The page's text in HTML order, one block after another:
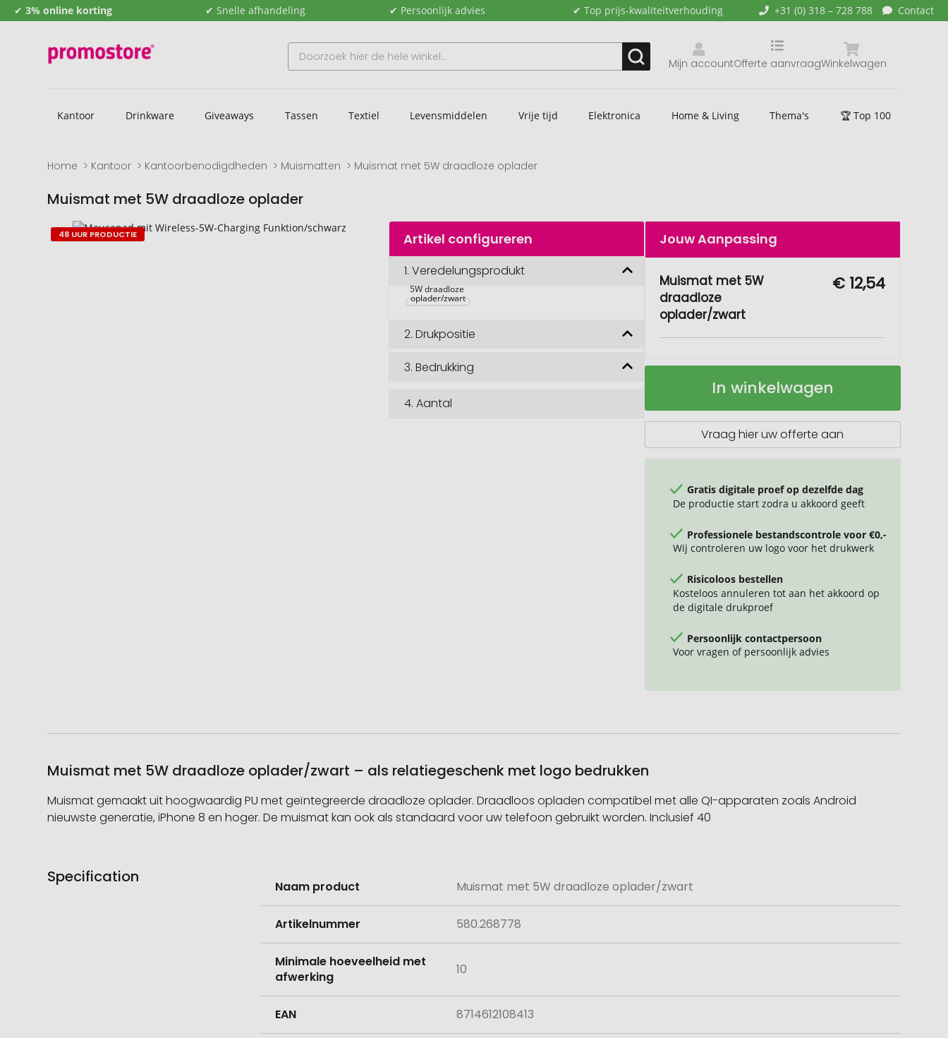
✔ 3% online korting ✔ Snelle afhandeling ✔ Persoonlijk advies ✔ Top prijs-kwaliteitverhouding +31 (0) 318 – 728 788 Contact
Mijn account Winkelwagen
Offerte aanvraag
Kantoor Drinkware Giveaways Tassen Textiel Levensmiddelen Vrije tijd Elektronica Home & Living Thema's 🏆 Top 100
Home Kantoor Kantoorbenodigdheden Muismatten Muismat met 5W draadloze oplader
Muismat met 5W draadloze oplader
Naar
het
Naar
het
48 UUR PRODUCTIE Artikel configureren
1.Veredelungsprodukt
5W draadloze
oplader/zwart
2.Drukpositie
3.Bedrukking
4.Aantal
Jouw Aanpassing
Muismat met 5W
draadloze
oplader/zwart
€ 12,54
Muismat
draadloze
Op
In winkelwagen
Vraag hier uw offerte aan
Gratis digitale proef op dezelfde dag
De productie start zodra u akkoord geeft
Professionele bestandscontrole voor €0,-
Wij controleren uw logo voor het drukwerk
Risicoloos bestellen
Kosteloos annuleren tot aan het akkoord op
de digitale drukproef
Persoonlijk contactpersoon
Voor vragen of persoonlijk advies
Muismat met 5W draadloze oplader/zwart – als relatiegeschenk met logo bedrukken
Muismat gemaakt uit hoogwaardig PU met geïntegreerde draadloze oplader. Draadloos opladen compatibel met alle QI-apparaten zoals Android
nieuwste generatie, iPhone 8 en hoger. De muismat kan ook als standaard voor uw telefoon gebruikt worden. Inclusief 40
Specification
informatie
Naam product Muismat met 5W draadloze oplader/zwart
Artikelnummer 580.268778
Minimale hoeveelheid met
afwerking
10
EAN 8714612108413